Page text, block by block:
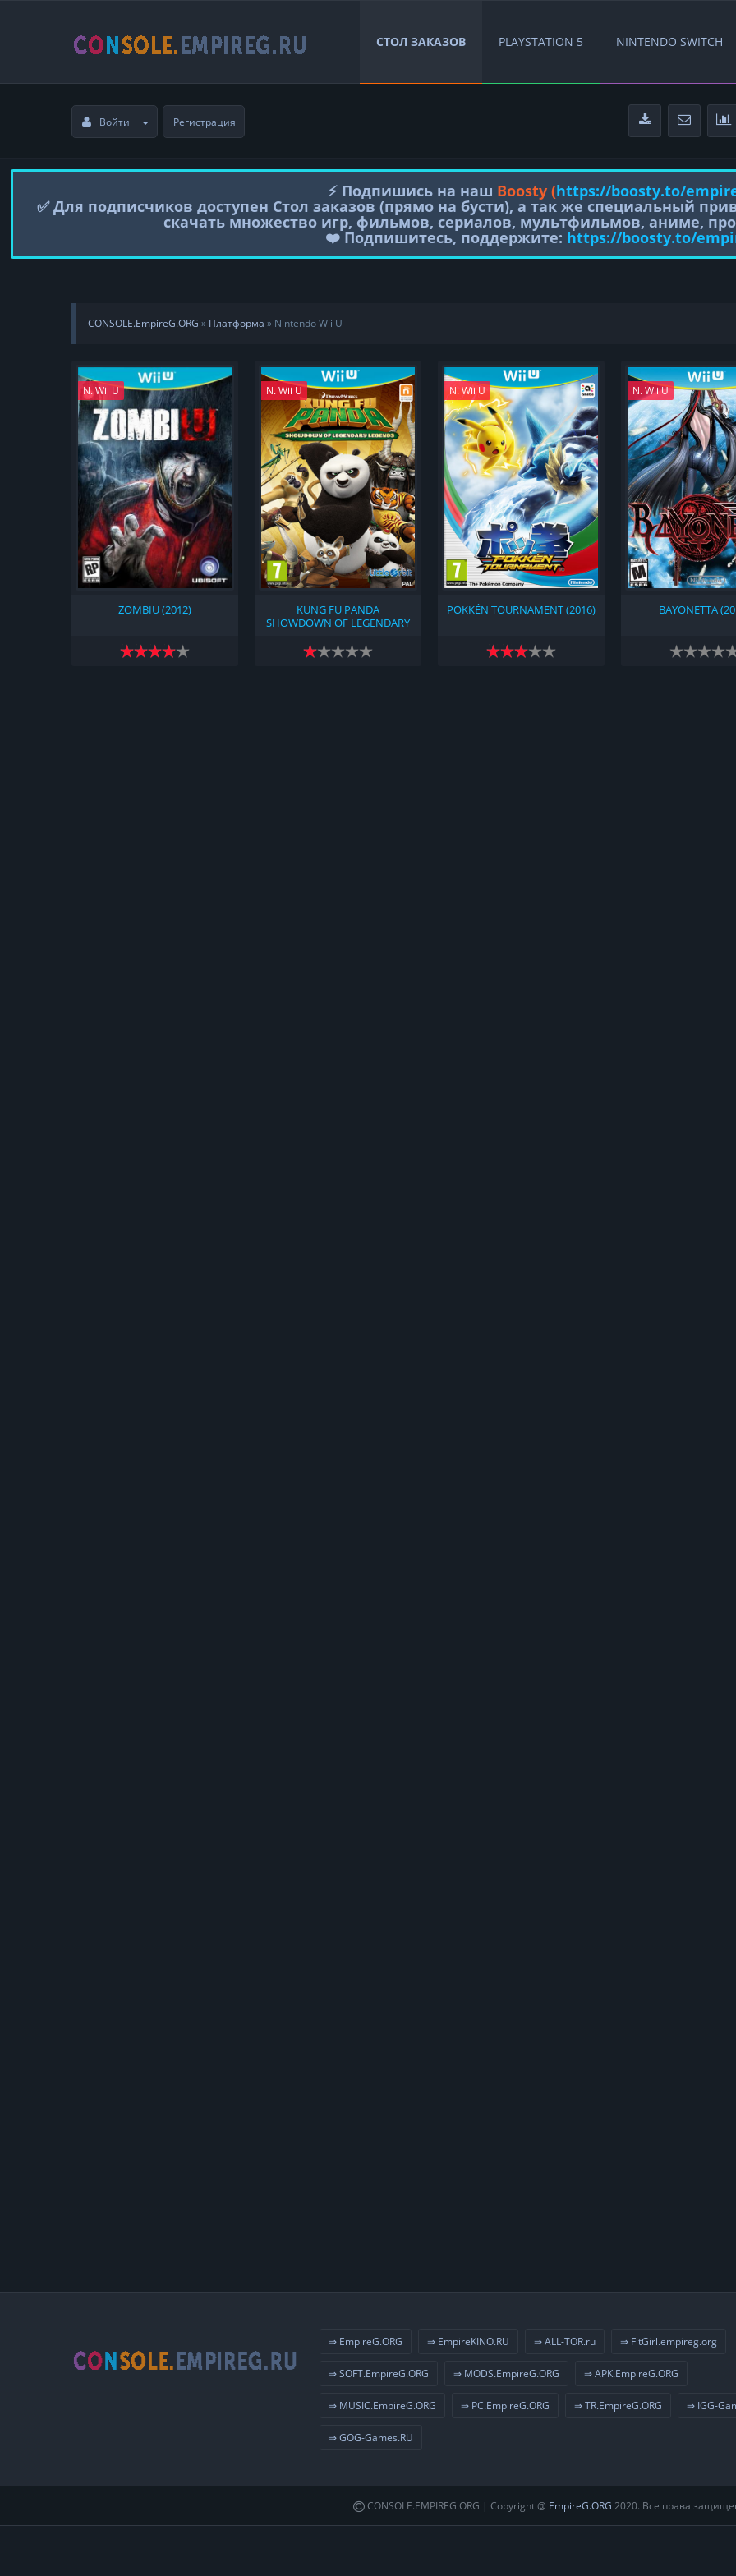
СТОЛ ЗАКАЗОВ PLAYSTATION 5 NINTENDO SWITCH
Войти Регистрация
⚡️ Подпишись на наш Boosty (https://boosty.to/
✅ Для подписчиков доступен Стол заказов (прямо на бусти), а так же специальный
скачать множество игр, фильмов, сериалов, мультфильмов, аниме,
❤️ Подпишитесь, поддержите: https://boosty.to/
CONSOLE.EmpireG.ORG » Платформа » Nintendo Wii U
N. Wii U
ZOMBIU (2012)
N. Wii U
KUNG FU PANDA
SHOWDOWN OF LEGENDARY
N. Wii U
POKKÉN TOURNAMENT (2016)
N. Wii U
BAYONETTA
⇒ EmpireG.ORG ⇒ EmpireKINO.RU ⇒ ALL-TOR.ru ⇒ FitGirl.empireg.org
⇒ SOFT.EmpireG.ORG ⇒ MODS.EmpireG.ORG ⇒ APK.EmpireG.ORG
⇒ MUSIC.EmpireG.ORG ⇒ PC.EmpireG.ORG ⇒ TR.EmpireG.ORG ⇒ IGG-
⇒ GOG-Games.RU
CONSOLE.EMPIREG.ORG | Copyright @ EmpireG.ORG 2020. Все права